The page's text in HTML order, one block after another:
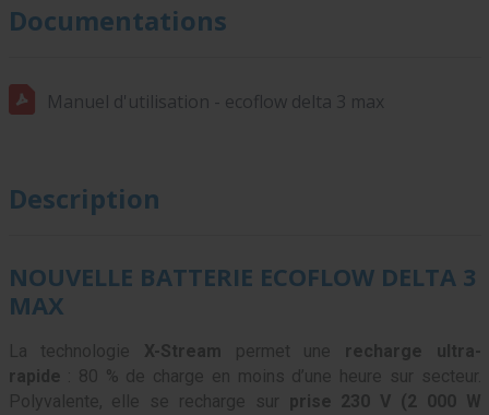
Documentations
Manuel d'utilisation - ecoflow delta 3 max
Description
NOUVELLE BATTERIE ECOFLOW DELTA 3
MAX
La technologie X-Stream permet une
recharge ultra-
rapide
: 80 % de charge en moins d’une heure sur secteur.
Polyvalente, elle se recharge sur
prise 230 V (2 000 W